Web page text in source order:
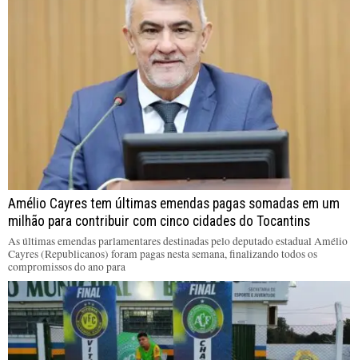
Amélio Cayres tem últimas emendas pagas somadas em um
milhão para contribuir com cinco cidades do Tocantins
As últimas emendas parlamentares destinadas pelo deputado estadual Amélio
Cayres (Republicanos) foram pagas nesta semana, finalizando todos os
compromissos do ano para